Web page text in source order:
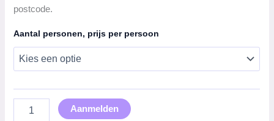
postcode.
Aantal personen, prijs per persoon
daagse
Aanmelden